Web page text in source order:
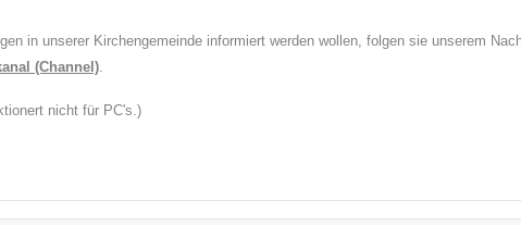
in unserer Kirchengemeinde informiert werden wollen, folgen sie unserem
(Channel)
nicht für PC's.)